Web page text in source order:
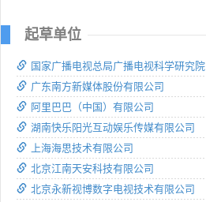
起草单位
国家广播电视总局广播电视科学研究院
广东南方新媒体股份有限公司
阿里巴巴（中国）有限公司
湖南快乐阳光互动娱乐传媒有限公司
上海海思技术有限公司
北京江南天安科技有限公司
北京永新视博数字电视技术有限公司